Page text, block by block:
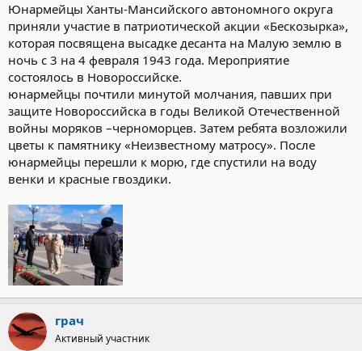
Юнармейцы Ханты-Мансийского автономного округа
приняли участие в патриотической акции «Бескозырка»,
которая посвящена высадке десанта на Малую землю в
ночь с 3 на 4 февраля 1943 года. Мероприятие
состоялось в Новороссийске.
юнармейцы почтили минутой молчания, павших при
защите Новороссийска в годы Великой Отечественной
войны моряков –черноморцев. Затем ребята возложили
цветы к памятнику «Неизвестному матросу». После
юнармейцы перешли к морю, где спустили на воду
венки и красные гвоздики.
грач
Активный участник